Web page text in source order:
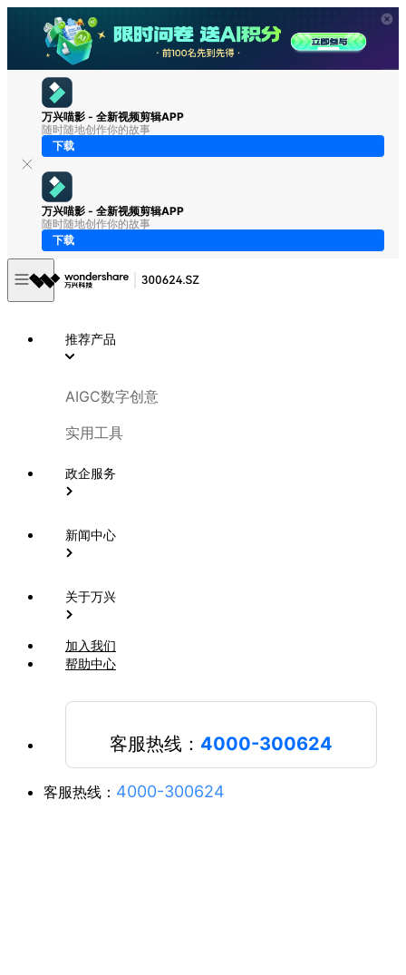
万兴喵影 - 全新视频剪辑APP
随时随地创作你的故事
下载
万兴喵影 - 全新视频剪辑APP
随时随地创作你的故事
下载
推荐产品
AIGC数字创意
实用工具
政企服务
新闻中心
关于万兴
加入我们
帮助中心
客服热线： 4000-300624
客服热线： 4000-300624